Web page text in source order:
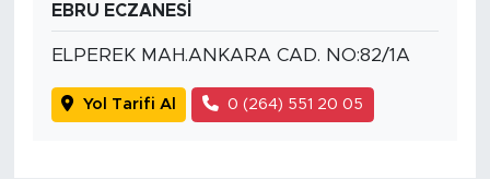
EBRU ECZANESİ
ELPEREK MAH.ANKARA CAD. NO:82/1A
Yol Tarifi Al 0 (264) 551 20 05